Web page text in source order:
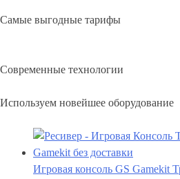
Самые выгодные тарифы
Современные технологии
Используем новейшее оборудование
Игровая консоль GS Gamekit